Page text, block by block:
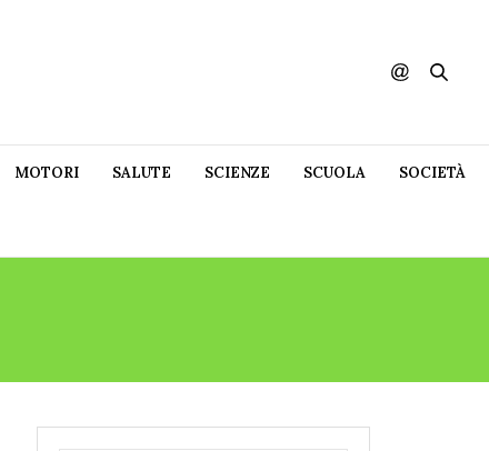
MOTORI SALUTE SCIENZE SCUOLA SOCIETÀ